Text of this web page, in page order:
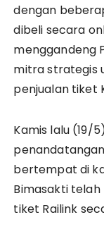
dengan
dibeli secara
menggandeng
mitra strategis
penjualan tiket
Kamis lalu (19/
bertempat di
Bimasakti
tiket Railink